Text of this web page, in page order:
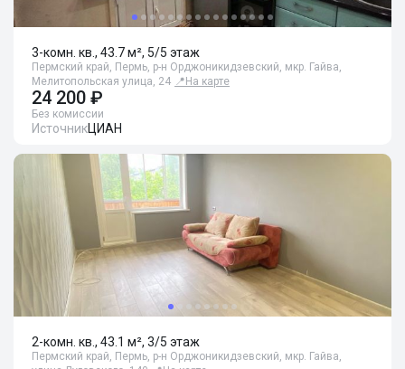
3-комн. кв., 43.7 м², 5/5 этаж
Пермский край, Пермь, р-н Орджоникидзевский, мкр. Гайва,
Мелитопольская улица, 24 📍 На карте
24 200 ₽
Без комиссии
ИсточникЦИАН
2-комн. кв., 43.1 м², 3/5 этаж
Пермский край, Пермь, р-н Орджоникидзевский, мкр. Гайва,